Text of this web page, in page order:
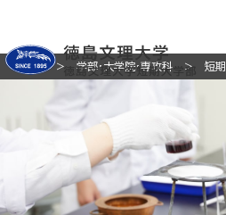
ホーム 学部・大学院・専攻科 短